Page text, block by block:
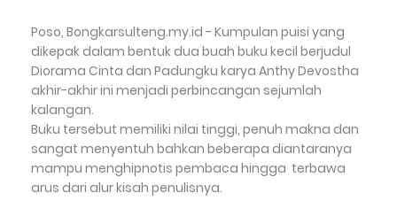
Poso, Bongkarsulteng.my.id - Kumpulan puisi yang
dikepak dalam bentuk dua buah buku kecil berjudul
Diorama Cinta dan Padungku karya Anthy Devostha
akhir-akhir ini menjadi perbincangan sejumlah
kalangan.
Buku tersebut memiliki nilai tinggi, penuh makna dan
sangat menyentuh bahkan beberapa diantaranya
mampu menghipnotis pembaca hingga terbawa
arus dari alur kisah penulisnya.